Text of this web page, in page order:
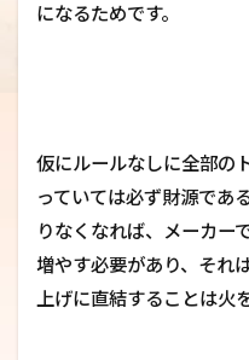
になるためです。
仮にルールなしに全部の
っていては必ず財源であ
りなくなれば、メーカー
増やす必要があり、それ
上げに直結することは火